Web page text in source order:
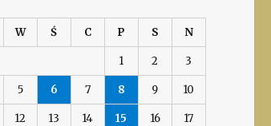
W Ś C P S N
1 2 3
5 6 7 8 9 10
12 13 14 15 16 17